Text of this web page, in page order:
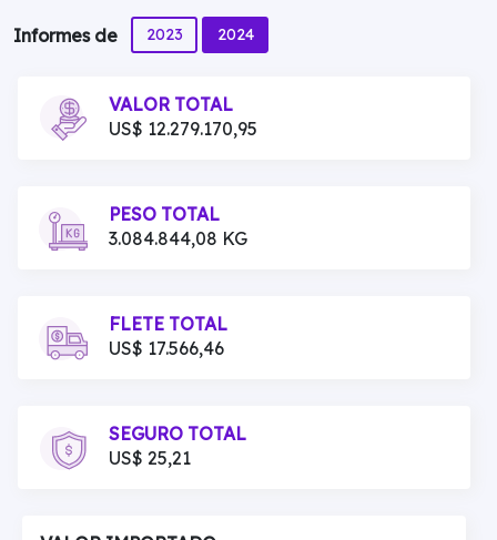
Informes de 2023 2024
VALOR TOTAL
US$ 12.279.170,95
PESO TOTAL
3.084.844,08 KG
FLETE TOTAL
US$ 17.566,46
SEGURO TOTAL
US$ 25,21